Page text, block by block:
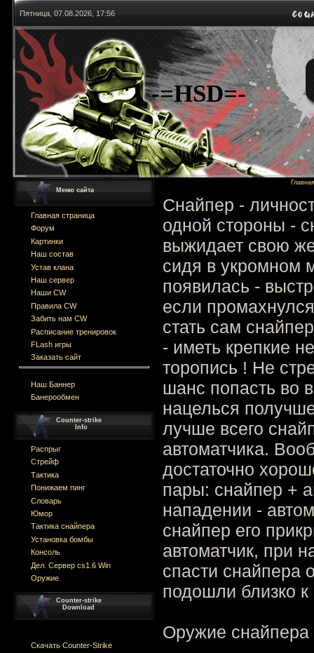
Пятница, 07.08.2026, 17:56
-=HSD=-
Меню сайта
Главная страница
Форум
Картинки
Наш состав
Устав клана
Наш сервер
Наши CW
Правила CW
Забить нам CW
Расписание тренировок
FLash игры
Заказать сайт
Наш Баннер
Банерообмен
Counter-strike
Info
Распрыг
Стрейф
Тактика
Понижаем пинг
Словарь
Юмор
Тактика снайпера
Установка бомбы
Консоль
Дел. Сервер cs1.6 Win
Оружие
Counter-strike
Download
Скачать Counter-Strike
Главная
Снайпер -
одной стороны -
выжидает свою
сидя в укромном
появилась -
если
стать сам
- иметь крепкие
торопись ! Не
шанс попасть во
нацелься
лучше всего
автоматчика.
достаточно
пары: снайпер +
нападении -
снайпер его
автоматчик, при
спасти снайпера
подошли близко
Оружие снайпера